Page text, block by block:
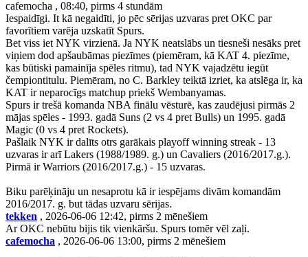
cafemocha , 08:40, pirms 4 stundām
Iespaidīgi. It kā negaidīti, jo pēc sērijas uzvaras pret OKC par
favorītiem varēja uzskatīt Spurs.
Bet viss iet NYK virzienā. Ja NYK neatslābs un tiesneši nesāks pret
viņiem dod apšaubāmas piezīmes (piemēram, kā KAT 4. piezīme,
kas būtiski pamainīja spēles ritmu), tad NYK vajadzētu iegūt
čempiontitulu. Piemēram, no C. Barkley teiktā izriet, ka atslēga ir, ka
KAT ir neparocīgs matchup priekš Wembanyamas.
Spurs ir trešā komanda NBA finālu vēsturē, kas zaudējusi pirmās 2
mājas spēles - 1993. gadā Suns (2 vs 4 pret Bulls) un 1995. gadā
Magic (0 vs 4 pret Rockets).
Pašlaik NYK ir dalīts otrs garākais playoff winning streak - 13
uzvaras ir arī Lakers (1988/1989. g.) un Cavaliers (2016/2017.g.).
Pirmā ir Warriors (2016/2017.g.) - 15 uzvaras.
Biku parēķināju un nesaprotu kā ir iespējams divām komandām
2016/2017. g. but tādas uzvaru sērijas.
tekken , 2026-06-06 12:42, pirms 2 mēnešiem
Ar OKC nebūtu bijis tik vienkāršu. Spurs tomēr vēl zaļi.
cafemocha , 2026-06-06 13:00, pirms 2 mēnešiem